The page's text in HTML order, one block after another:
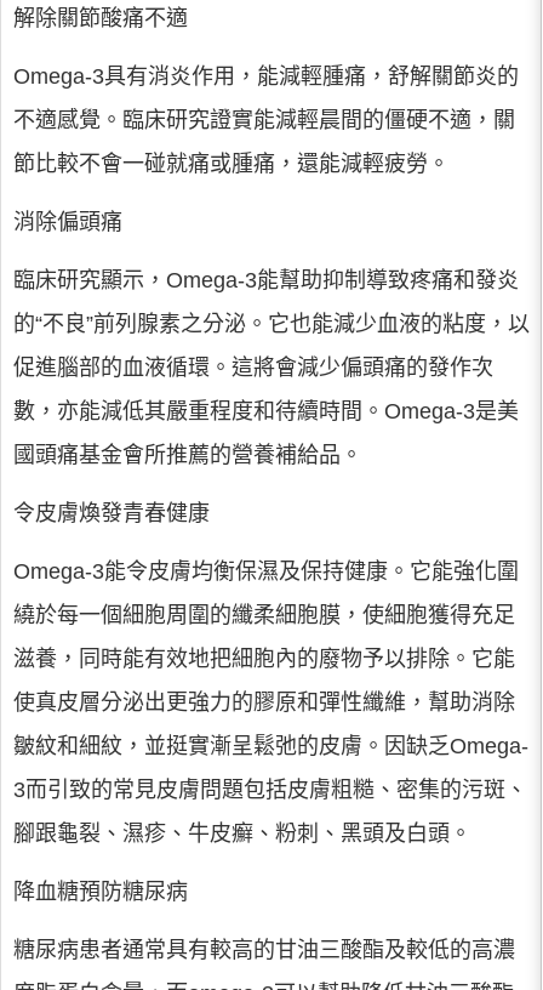
解除關節酸痛不適
Omega-3具有消炎作用，能減輕腫痛，舒解關節炎的
不適感覺。臨床研究證實能減輕晨間的僵硬不適，關
節比較不會一碰就痛或腫痛，還能減輕疲勞。
消除偏頭痛
臨床研究顯示，Omega-3能幫助抑制導致疼痛和發炎
的“不良”前列腺素之分泌。它也能減少血液的粘度，以
促進腦部的血液循環。這將會減少偏頭痛的發作次
數，亦能減低其嚴重程度和待續時間。Omega-3是美
國頭痛基金會所推薦的營養補給品。
令皮膚煥發青春健康
Omega-3能令皮膚均衡保濕及保持健康。它能強化圍
繞於每一個細胞周圍的纖柔細胞膜，使細胞獲得充足
滋養，同時能有效地把細胞內的廢物予以排除。它能
使真皮層分泌出更強力的膠原和彈性纖維，幫助消除
皺紋和細紋，並挺實漸呈鬆弛的皮膚。因缺乏Omega-
3而引致的常見皮膚問題包括皮膚粗糙、密集的污斑、
腳跟龜裂、濕疹、牛皮癬、粉刺、黑頭及白頭。
降血糖預防糖尿病
糖尿病患者通常具有較高的甘油三酸酯及較低的高濃